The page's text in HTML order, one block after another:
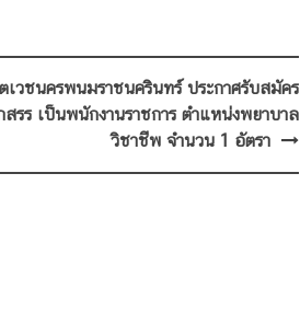
เวชนครพนมราชนครินทร์ ประกาศรับสมัคร
รร เป็นพนักงานราชการ ตำแหน่งพยาบาล
วิชาชีพ จำนวน 1 อัตรา